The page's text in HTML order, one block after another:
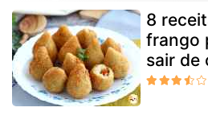
8
frango
sair de